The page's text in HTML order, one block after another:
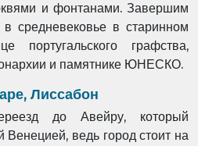
и фонтанами. Завершим
средневековье в старинном
португальского графства,
и памятнике ЮНЕСКО.
Лиссабон
до Авейру, который
Венецией, ведь город стоит на